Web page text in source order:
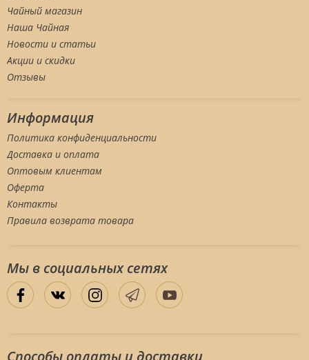
Чайный магазин
Наша Чайная
Новости и статьи
Акции и скидки
Отзывы
Информация
Политика конфиденциальности
Доставка и оплата
Оптовым клиентам
Оферта
Контакты
Правила возврата товара
Мы в социальных сетяx
Способы оплаты и доставки